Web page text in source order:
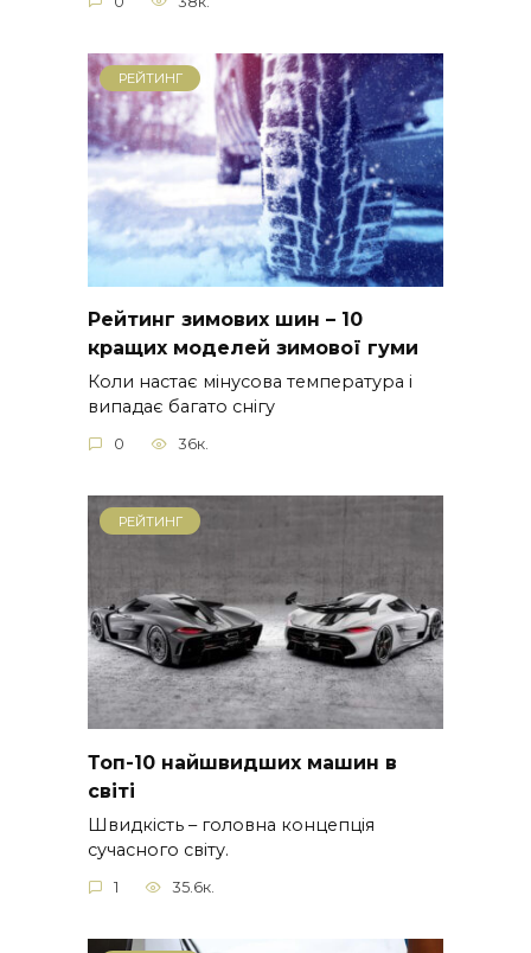
РЕЙТИНГ
Рейтинг зимових шин – 10
кращих моделей зимової гуми
Коли настає мінусова температура і
випадає багато снігу
0 36к.
РЕЙТИНГ
Топ-10 найшвидших машин в
світі
Швидкість – головна концепція
сучасного світу.
1 35.6к.